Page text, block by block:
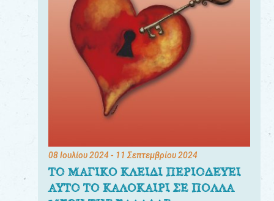
08 Ιουλίου 2024- 11 Σεπτεμβρίου 2024
ΤΟ ΜΑΓΙΚΟ ΚΛΕΙΔΙ ΠΕΡΙΟΔΕΥΕΙ
ΑΥΤΟ ΤΟ ΚΑΛΟΚΑΙΡΙ ΣΕ ΠΟΛΛΑ